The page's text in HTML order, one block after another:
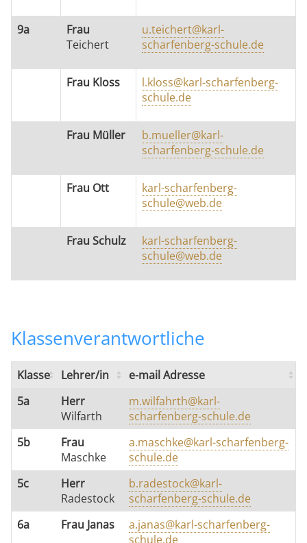
9a
Frau
Teichert
u.teichert@karl-
scharfenberg-schule.de
Frau Kloss
l.kloss@karl-scharfenberg-
schule.de
Frau Müller
b.mueller@karl-
scharfenberg-schule.de
Frau Ott
karl-scharfenberg-
schule@web.de
Frau Schulz
karl-scharfenberg-
schule@web.de
Klassenverantwortliche
Klasse Lehrer/in
e-mail Adresse
5a
Herr
Wilfarth
m.wilfahrth@karl-
scharfenberg-schule.de
5b
Frau
Maschke
a.maschke@karl-scharfenberg-
schule.de
5c
Herr
Radestock
b.radestock@karl-
scharfenberg-schule.de
6a
Frau Janas
a.janas@karl-scharfenberg-
schule.de